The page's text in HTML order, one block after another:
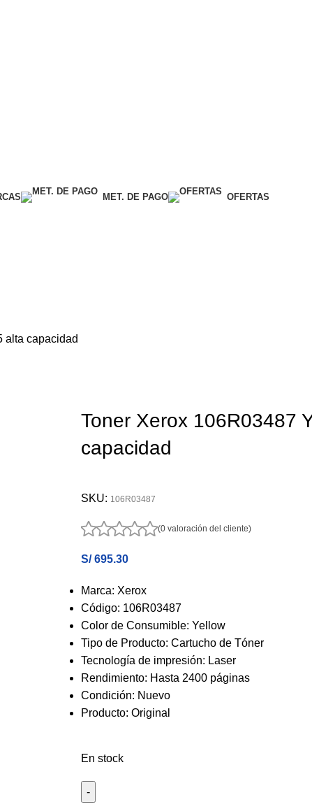
MET. DE PAGO OFERTAS
alta capacidad
Toner Xerox 106R03487
capacidad
SKU: 106R03487
(0 valoración del cliente)
S/695.30
Marca: Xerox
Código: 106R03487
Color de Consumible: Yellow
Tipo de Producto: Cartucho de Tóner
Tecnología de impresión: Laser
Rendimiento: Hasta 2400 páginas
Condición: Nuevo
Producto: Original
En stock